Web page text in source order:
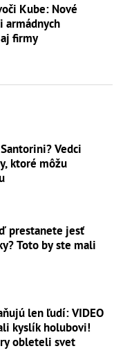
Kube: Nové
armádnych
firmy
Vedci
ktoré môžu
prestanete jesť
Toto by ste mali
len ľudí: VIDEO
kyslík holubovi!
obleteli svet